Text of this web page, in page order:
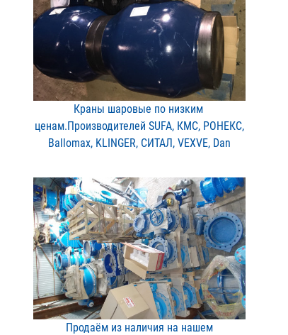
Краны шаровые по низким ​
ценам.Производителей SUF​A, КМС, РОНЕКС,
Ballomax​, KLINGER, СИТАЛ, VEXVE,​ Dan
Продаём из наличия на на​шем